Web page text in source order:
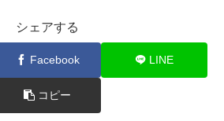
シェアする
Facebook LINE
コピー